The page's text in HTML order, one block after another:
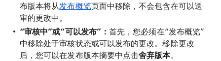
布版本将从发布概览页面中移除，不会包含在可以送
审的更改中。
“审核中”或“可以发布”：首先，您必须在“发布概览”
中移除处于审核状态或可以发布的更改。移除更改
后，您可以在发布版本摘要中点击舍弃版本。